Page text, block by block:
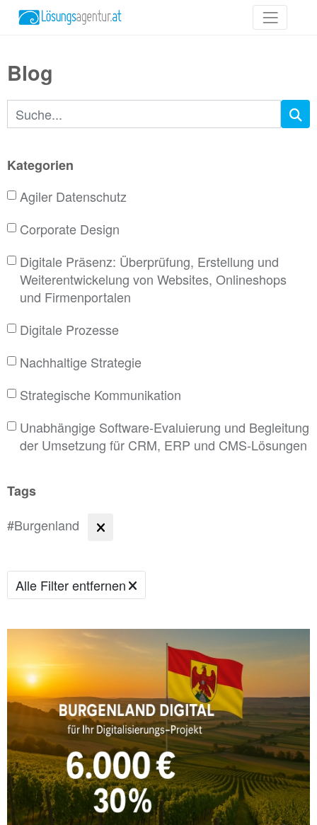
Blog
Suchbegriffe
Kategorien
Agiler Datenschutz
Corporate Design
Digitale Präsenz: Überprüfung, Erstellung und
Weiterentwickelung von Websites, Onlineshops
und Firmenportalen
Digitale Prozesse
Nachhaltige Strategie
Strategische Kommunikation
Unabhängige Software-Evaluierung und Begleitung
der Umsetzung für CRM, ERP und CMS-Lösungen
Tags
#Burgenland
Alle Filter entfernen